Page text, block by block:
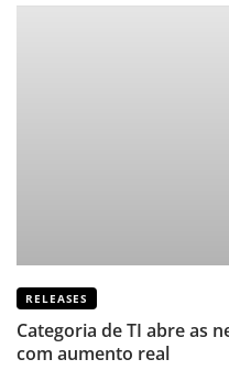
RELEASES
Categoria de TI abre as
com aumento real